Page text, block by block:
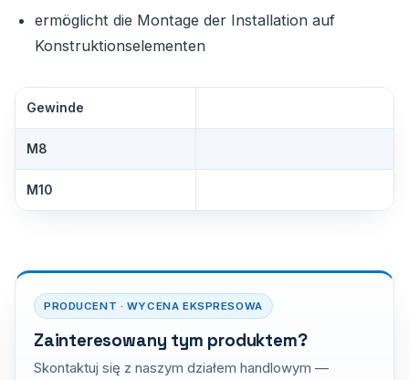
ermöglicht die Montage der Installation auf
Konstruktionselementen
Gewinde
M8
M10
PRODUCENT · WYCENA EKSPRESOWA
Zainteresowany tym produktem?
Skontaktuj się z naszym działem handlowym —